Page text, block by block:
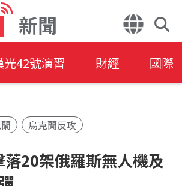
新聞
光42號演習 財經 國際
烏克蘭反攻
落20架俄羅斯無人機及